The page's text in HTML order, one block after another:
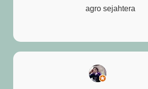
agro sejahtera